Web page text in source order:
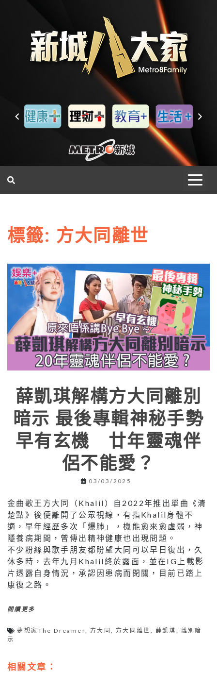
標籤: 方大同離世
薛凱琪解構方大同離別
暗示 最後專輯神秘手勢
早有玄機 廿年靈魂伴
侶不能愛？
03/03/2025
金曲歌王方大同（Khalil）自2022年推出單曲《清
楚點》後便離開了公眾視線，有指Khalil身體不
適，早年經歷多次「爆肺」，機能愈來愈虛弱，神
隱養病期間，曾傳出精神健康也出現問題。
不少粉絲與歌手朋友都盼望大同可以早日復出，久
休多時，去年九月Khalil終於露面，並在IG上載影
片透露自身情況，承認因患病而閉關，目前已踏上
康復之路。
閱讀更多
夢想家The Dreamer 方大同 方大同離世 薛凱琪
離別暗
示
相關文章：